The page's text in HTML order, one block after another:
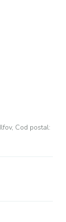
Cod postal: